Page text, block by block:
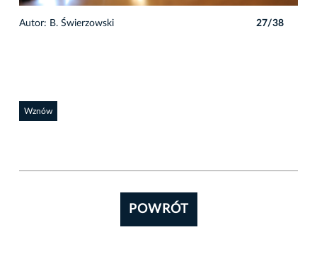
Autor: B. Świerzowski 27/38
Wznów
POWRÓT